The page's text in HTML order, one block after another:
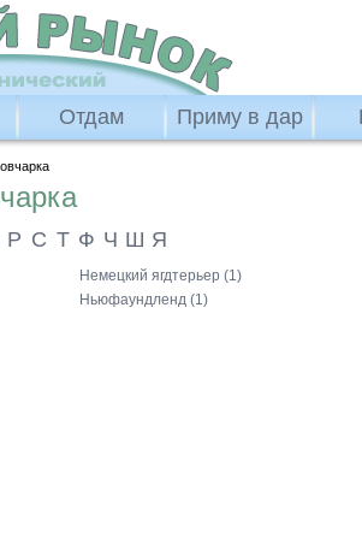
Отдам Приму в дар
Р С Т Ф Ч Ш Я
Немецкий ягдтерьер (1)
Ньюфаундленд (1)